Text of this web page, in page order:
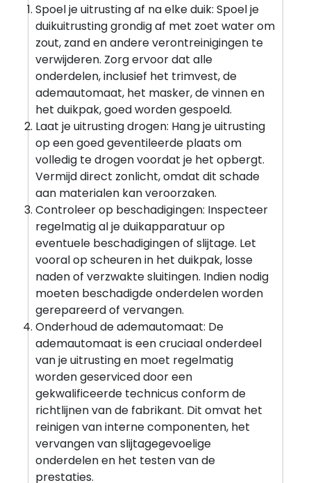
Spoel je uitrusting af na elke duik: Spoel je
duikuitrusting grondig af met zoet water om
zout, zand en andere verontreinigingen te
verwijderen. Zorg ervoor dat alle
onderdelen, inclusief het trimvest, de
ademautomaat, het masker, de vinnen en
het duikpak, goed worden gespoeld.
Laat je uitrusting drogen: Hang je uitrusting
op een goed geventileerde plaats om
volledig te drogen voordat je het opbergt.
Vermijd direct zonlicht, omdat dit schade
aan materialen kan veroorzaken.
Controleer op beschadigingen: Inspecteer
regelmatig al je duikapparatuur op
eventuele beschadigingen of slijtage. Let
vooral op scheuren in het duikpak, losse
naden of verzwakte sluitingen. Indien nodig
moeten beschadigde onderdelen worden
gerepareerd of vervangen.
Onderhoud de ademautomaat: De
ademautomaat is een cruciaal onderdeel
van je uitrusting en moet regelmatig
worden geserviced door een
gekwalificeerde technicus conform de
richtlijnen van de fabrikant. Dit omvat het
reinigen van interne componenten, het
vervangen van slijtagegevoelige
onderdelen en het testen van de
prestaties.